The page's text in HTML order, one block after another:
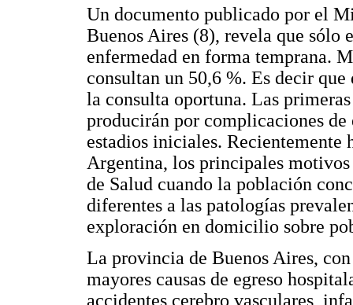
Un documento publicado por el
Buenos Aires (8), revela que sólo
enfermedad en forma temprana.
consultan un 50,6 %. Es decir
la consulta oportuna. Las
producirán por complicaciones
estadios iniciales. Recientemente
Argentina, los principales
de Salud cuando la población
diferentes a las patologías
exploración en domicilio sobre
La provincia de Buenos Aires,
mayores causas de egreso
accidentes cerebro vasculares,